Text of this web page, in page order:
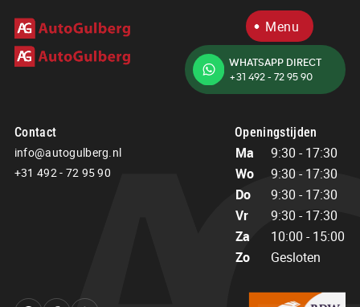
Menu
Over ons
Verkocht
Contact
Openingstijden
Ma
9:30 - 17:30
9:30 - 17:30
WHATSAPP DIRECT
+31 492 - 72 95 90
Contact
info@autogulberg.nl
+31 492 - 72 95 90
Openingstijden
Ma
9:30 - 17:30
Wo
9:30 - 17:30
Do
9:30 - 17:30
Vr
9:30 - 17:30
Za
10:00 - 15:00
Zo
Gesloten